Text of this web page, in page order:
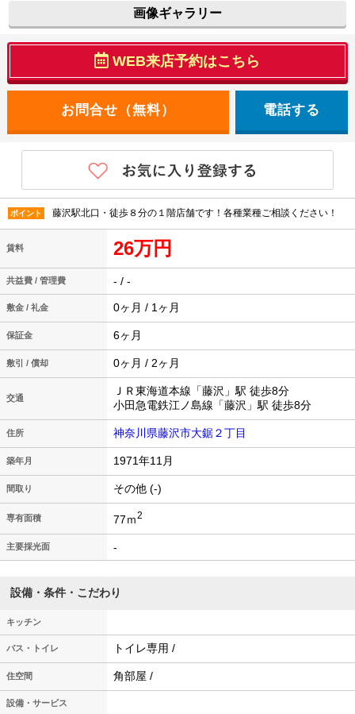
画像ギャラリー
WEB来店予約はこちら
電話する
ポイント 藤沢駅北口・徒歩８分の１階店舗です！各種業種ご相談ください！
賃料 26万円
共益費 / 管理費 - / -
敷金 / 礼金 0ヶ月 / 1ヶ月
保証金 6ヶ月
敷引 / 償却 0ヶ月 / 2ヶ月
交通
ＪＲ東海道本線「藤沢」駅 徒歩8分
小田急電鉄江ノ島線「藤沢」駅 徒歩8分
住所 神奈川県藤沢市大鋸２丁目
築年月 1971年11月
間取り その他 (-)
専有面積 77ｍ2
主要採光面 -
設備・条件・こだわり
キッチン
バス・トイレ トイレ専用 /
住空間 角部屋 /
設備・サービス